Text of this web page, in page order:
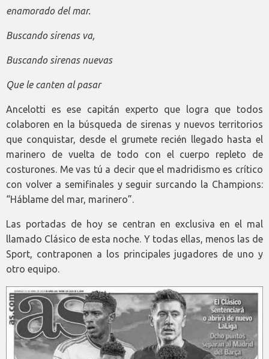
enamorado del mar.
Buscando sirenas va,
Buscando sirenas nuevas
Que le canten al pasar
Ancelotti es ese capitán experto que logra que todos
colaboren en la búsqueda de sirenas y nuevos territorios
que conquistar, desde el grumete recién llegado hasta el
marinero de vuelta de todo con el cuerpo repleto de
costurones. Me vas tú a decir que el madridismo es crítico
con volver a semifinales y seguir surcando la Champions:
“Háblame del mar, marinero”.
Las portadas de hoy se centran en exclusiva en el mal
llamado Clásico de esta noche. Y todas ellas, menos las de
Sport, contraponen a los principales jugadores de uno y
otro equipo.